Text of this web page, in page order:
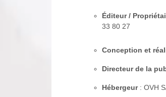
Éditeur /
33 80 27
Conception et
Directeur de la
Hébergeur: OVH